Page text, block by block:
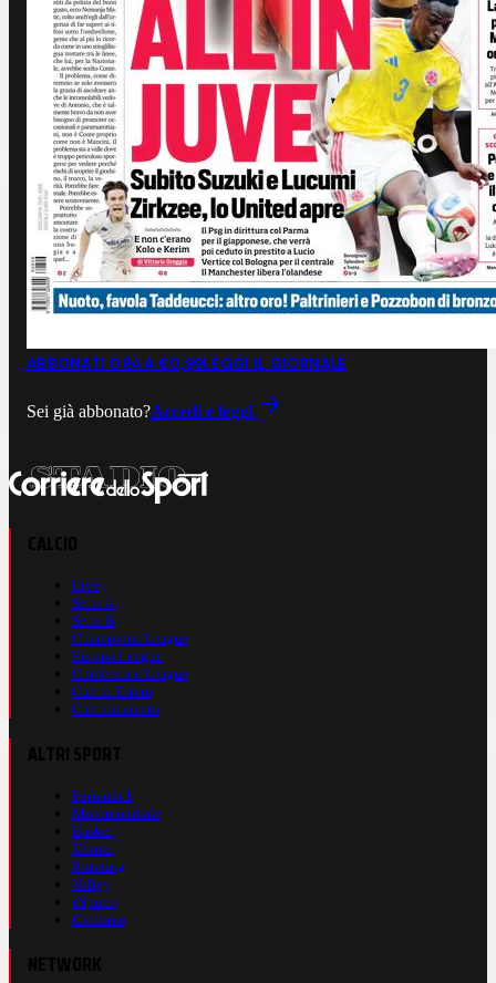
ABBONATI ORA A €0,99LEGGI IL GIORNALE
Sei già abbonato?Accedi e leggi
Live
Serie A
Serie B
Champions League
Europa League
Conference League
Calcio Estero
Calciomercato
Formula 1
Motomondiale
Basket
Tennis
Running
Volley
eSports
Ciclismo